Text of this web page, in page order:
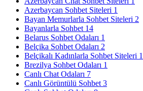
Azerbaycan Sohbet Siteleri 1
Bayan Memurlarla Sohbet Siteleri 2
Bayanlarla Sohbet 14
Belarus Sohbet Odaları 1
Belçika Sohbet Odaları 2
Belçikalı Kadınlarla Sohbet Siteleri 1
Brezilya Sohbet Odaları 1
Canlı Chat Odaları 7
Canlı Görüntülü Sohbet 3